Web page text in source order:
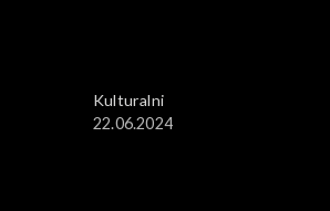
Kulturalni
22.06.2024